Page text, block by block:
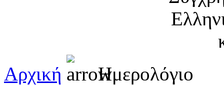
Αρχική Ημερολόγιο